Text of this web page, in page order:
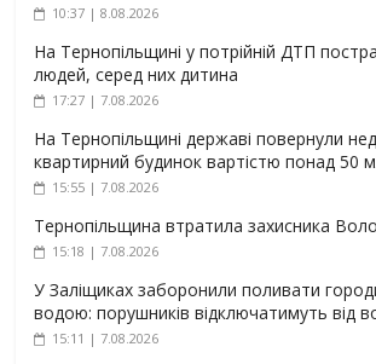
10:37 | 8.08.2026
На Тернопільщині у потрійній ДТП
людей, серед них дитина
17:27 | 7.08.2026
На Тернопільщині державі повернули
квартирний будинок вартістю понад 50
15:55 | 7.08.2026
Тернопільщина втратила захисника
15:18 | 7.08.2026
У Заліщиках заборонили поливати
водою: порушників відключатимуть від
15:11 | 7.08.2026